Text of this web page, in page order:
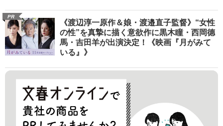
PR
《渡辺淳一原作＆娘・渡邉直子監督》“女性
の性”を真摯に描く意欲作に黒木瞳・西岡德
馬・吉田羊が出演決定！《映画『月がみて
いる』》